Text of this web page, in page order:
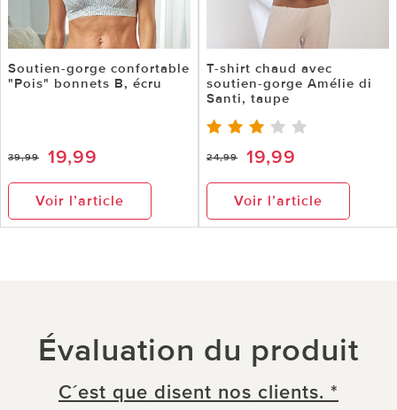
Soutien-gorge confortable
"Pois" bonnets B, écru
39,99 19,99
Voir l’article
T-shirt chaud avec
soutien-gorge Amélie di
Santi, taupe
24,99 19,99
Voir l’article
Évaluation du produit
C´est que disent nos clients. *